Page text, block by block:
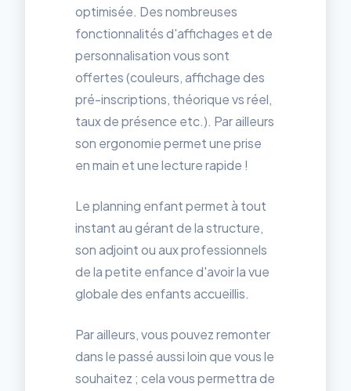
optimisée. Des nombreuses
fonctionnalités d'affichages et de
personnalisation vous sont
offertes (couleurs, affichage des
pré-inscriptions, théorique vs réel,
taux de présence etc.). Par ailleurs
son ergonomie permet une prise
en main et une lecture rapide !
Le planning enfant permet à tout
instant au gérant de la structure,
son adjoint ou aux professionnels
de la petite enfance d'avoir la vue
globale des enfants accueillis.
Par ailleurs, vous pouvez remonter
dans le passé aussi loin que vous le
souhaitez ; cela vous permettra de